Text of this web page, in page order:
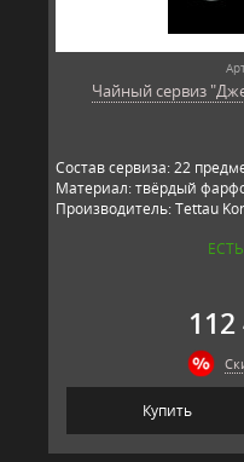
Чайный сервиз
Состав сервиза: 22
Материал: твёрдый
Производитель: Tettau
Купить